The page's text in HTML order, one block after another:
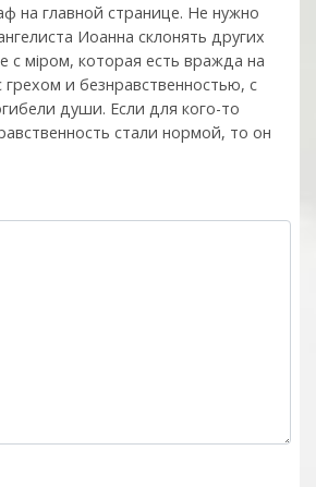
на главной странице. Не нужно
Иоанна склонять других
с мiром, которая есть вражда на
и без­нрав­ствен­ностью, с
души. Если для кого-то
стали нормой, то он